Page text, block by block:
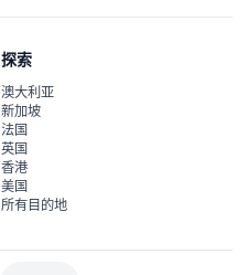
探索
澳大利亚
新加坡
法国
英国
香港
美国
所有目的地